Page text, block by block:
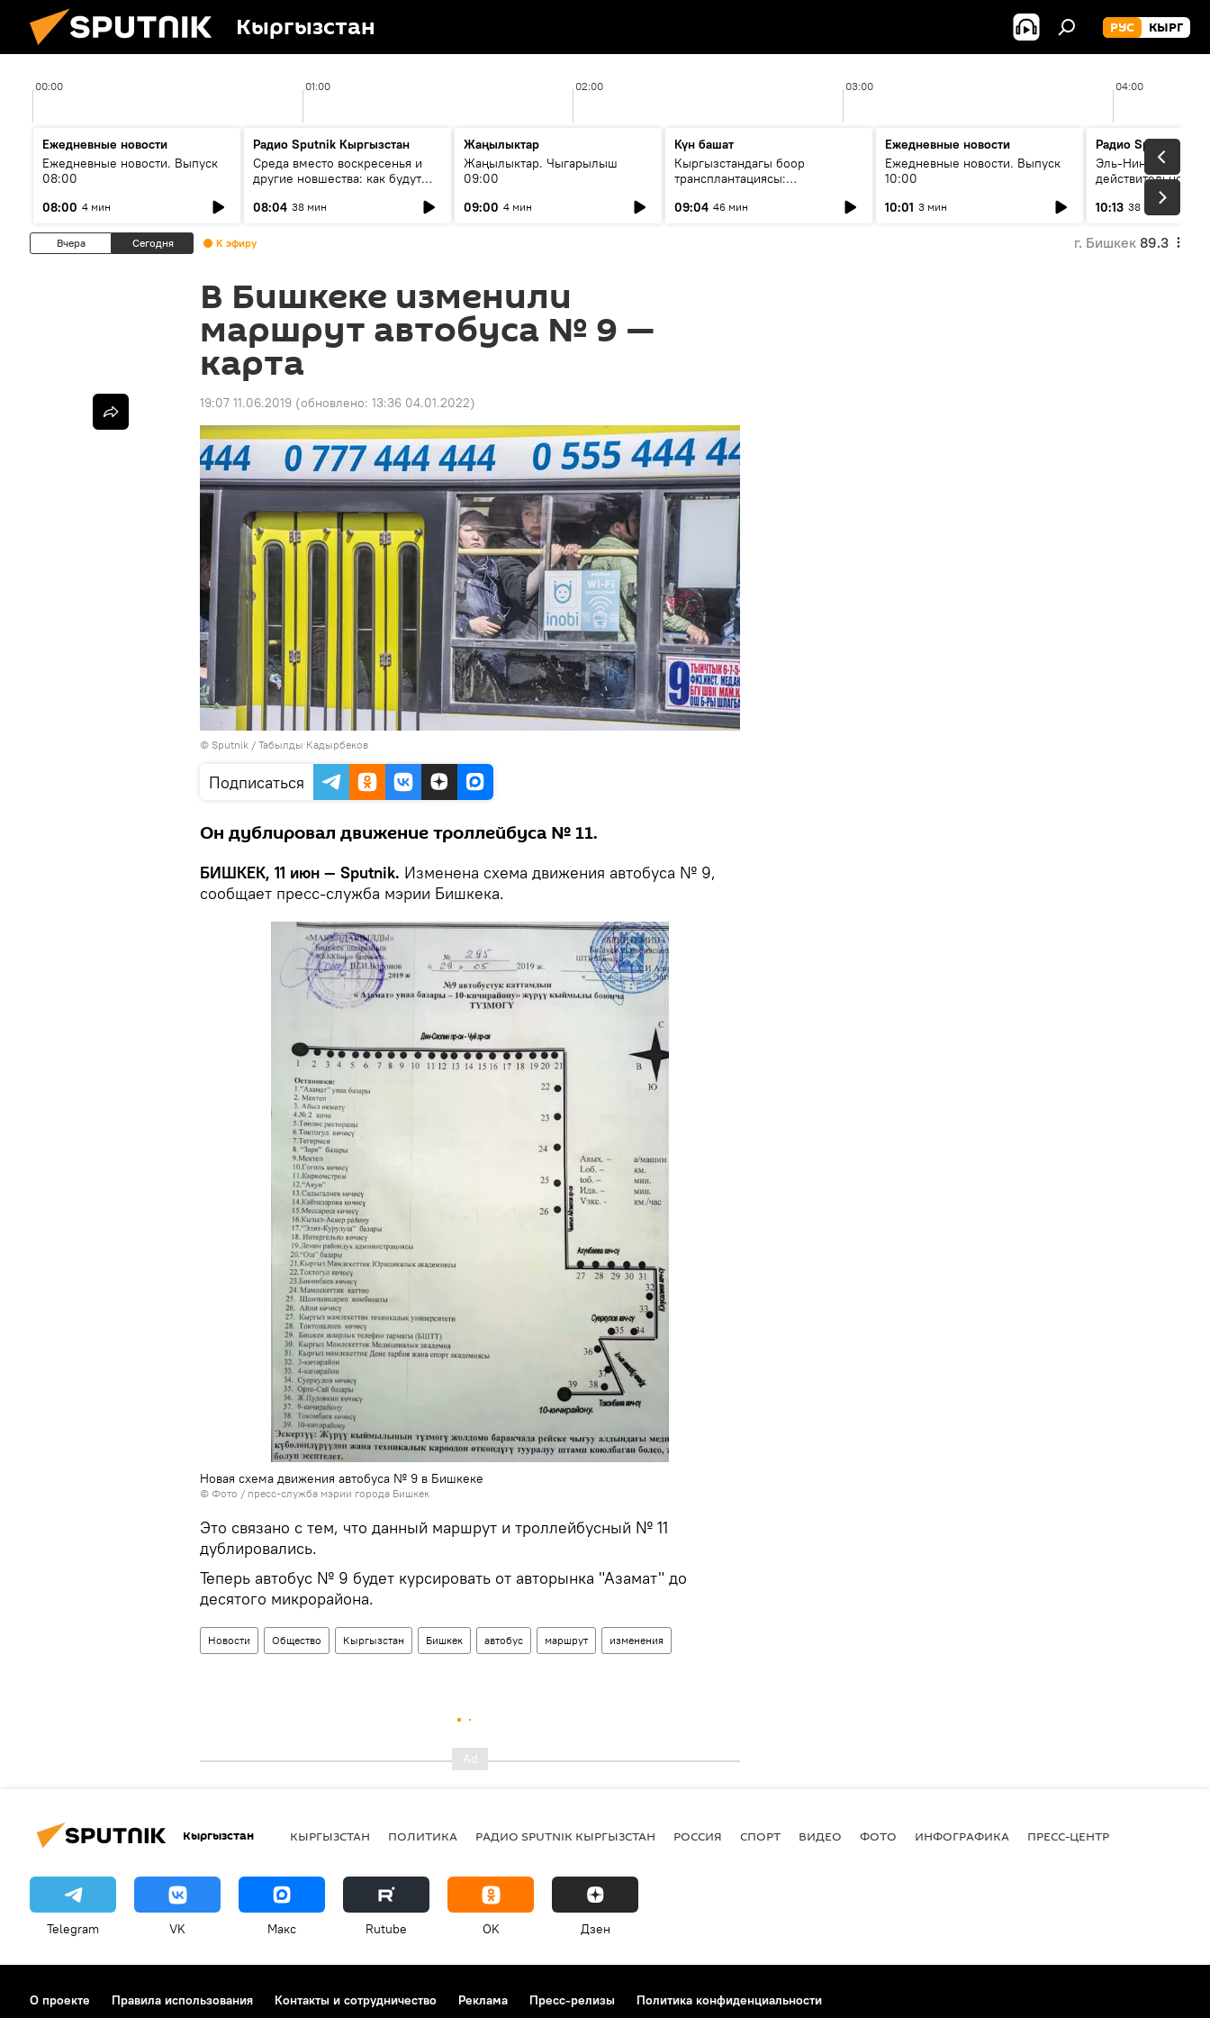
Кыргызстан РУС КЫРГ
00:00 01:00 02:00 03:00 04:00
Ежедневные новости
Ежедневные новости. Выпуск
08:00
08:00 4 мин
Радио Sputnik Кыргызстан
Среда вместо воскресенья и
другие новшества: как будут
08:04 38 мин
Жаңылыктар
Жаңылыктар. Чыгарылыш
09:00
09:00 4 мин
Күн башат
Кыргызстандагы боор
трансплантациясы:
келечеги
09:04 46 мин
Ежедневные новости
Ежедневные новости. Выпуск
10:00
10:01 3 мин
Радио Sputnik
Эль-Ниньо, жара и
действительно
погоду в
10:13 38 мин
Вчера Сегодня К эфиру г. Бишкек 89.3
В Бишкеке изменили
маршрут автобуса № 9 —
карта
19:07 11.06.2019 (обновлено: 13:36 04.01.2022)
© Sputnik / Табылды Кадырбеков
Подписаться
Он дублировал движение троллейбуса № 11.
БИШКЕК, 11 июн — Sputnik. Изменена схема движения автобуса № 9,
сообщает пресс-служба мэрии Бишкека.
Новая схема движения автобуса № 9 в Бишкеке
© Фото / пресс-служба мэрии города Бишкек
Это связано с тем, что данный маршрут и троллейбусный № 11
дублировались.
Теперь автобус № 9 будет курсировать от авторынка "Азамат" до
десятого микрорайона.
Новости Общество Кыргызстан Бишкек автобус маршрут изменения
Кыргызстан КЫРГЫЗСТАН ПОЛИТИКА РАДИО SPUTNIK КЫРГЫЗСТАН РОССИЯ СПОРТ ВИДЕО ФОТО ИНФОГРАФИКА ПРЕСС-ЦЕНТР
Telegram VK Макс Rutube OK Дзен
О проекте Правила использования Контакты и сотрудничество Реклама Пресс-релизы
Политика конфиденциальности